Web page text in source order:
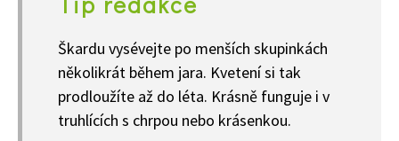
Škardu vysévejte po menších skupinkách
několikrát během jara. Kvetení si tak
prodloužíte až do léta. Krásně funguje i v
truhlících s chrpou nebo krásenkou.